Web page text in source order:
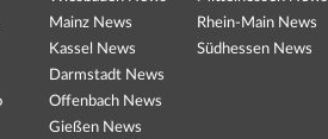
Mainz News
Kassel News
Darmstadt News
Offenbach News
Gießen News
Rhein-Main News
Südhessen News